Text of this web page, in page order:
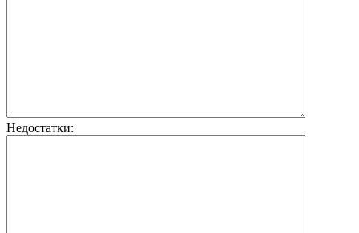
Недостатки: